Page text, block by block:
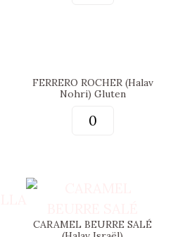
FERRERO ROCHER (Halav
Nohri) Gluten
CARAMEL BEURRE SALÉ